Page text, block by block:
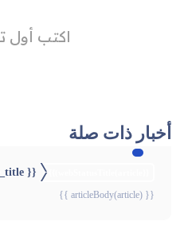
أخبار ذات صلة
{{ article.article_title }}
{{ articleBody(article) }}